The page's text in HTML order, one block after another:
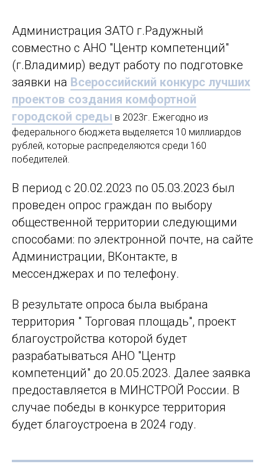
Администрация ЗАТО г.Радужный
совместно с АНО "Центр компетенций"
(г.Владимир) ведут работу по подготовке
заявки на Всероссийский конкурс лучших
проектов создания комфортной
городской среды в 2023г. Ежегодно из
федерального бюджета выделяется 10 миллиардов
рублей, которые распределяются среди 160
победителей.
В период с 20.02.2023 по 05.03.2023 был
проведен опрос граждан по выбору
общественной территории следующими
способами: по электронной почте, на сайте
Администрации, ВКонтакте, в
мессенджерах и по телефону.
В результате опроса была выбрана
территория " Торговая площадь", проект
благоустройства которой будет
разрабатываться АНО "Центр
компетенций" до 20.05.2023. Далее заявка
предоставляется в МИНСТРОЙ России. В
случае победы в конкурсе территория
будет благоустроена в 2024 году.